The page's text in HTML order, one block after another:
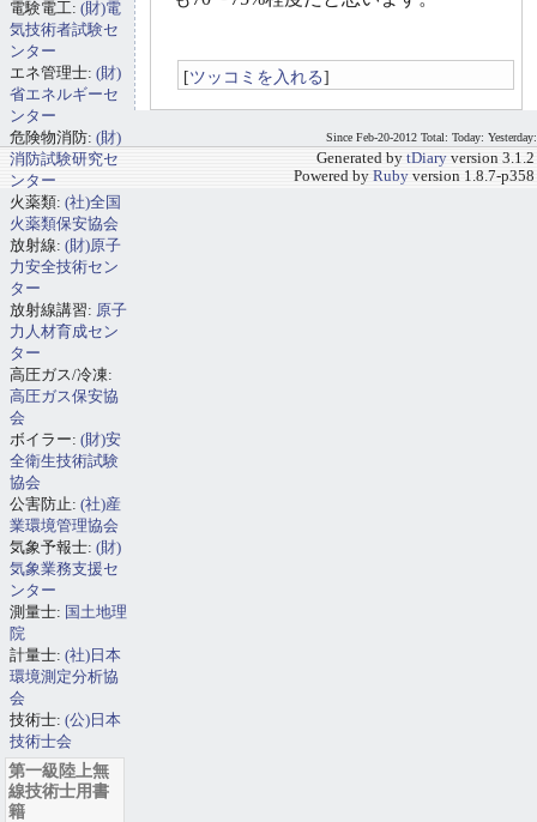
[ツッコミを入れる]
電験電工: (財)電
気技術者試験セ
ンター
エネ管理士: (財)
省エネルギーセ
ンター
危険物消防: (財)
消防試験研究セ
ンター
火薬類: (社)全国
火薬類保安協会
放射線: (財)原子
力安全技術セン
ター
放射線講習: 原子
力人材育成セン
ター
高圧ガス/冷凍:
高圧ガス保安協
会
ボイラー: (財)安
全衛生技術試験
協会
公害防止: (社)産
業環境管理協会
気象予報士: (財)
気象業務支援セ
ンター
測量士: 国土地理
院
計量士: (社)日本
環境測定分析協
会
技術士: (公)日本
技術士会
第一級陸上無
線技術士用書
籍
Since Feb-20-2012 Total: Today: Yesterday:
Generated by tDiary version 3.1.2
Powered by Ruby version 1.8.7-p358